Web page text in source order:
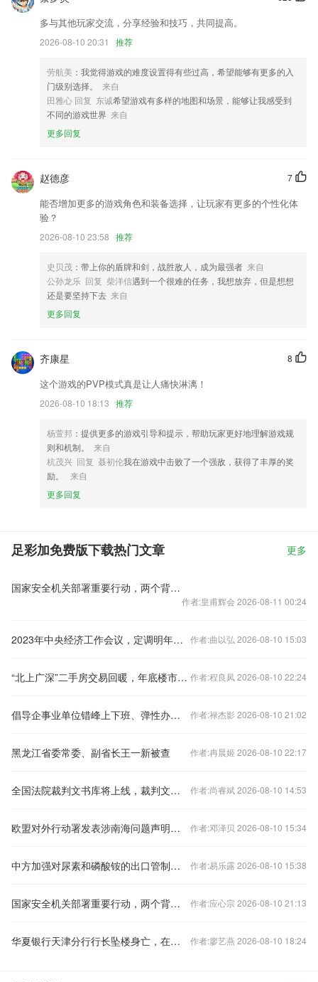
【运单详情】提货完成和运输完成需要选择时间
开发商：上海机珍电子科技有限公司
开发商：宝利信通（北京）软件股份有限公司
修改加载动画
增加提交成功或者失败的声音提示
修复重复显示应用的问题.
商店进行打分评论，说出您的使用经历，以帮助我们更好的对产品进行优
化修改。
多与其他玩家交流，分享经验和技巧，共同提高。
2026-08-10 20:31 推荐
劳航美 ：我觉得游戏的难度设置得有些过高，希望能够有更多的入
门级别选择。
来自
田雅心 回复 东诚希望游戏有多样的地图和场景，能够让我感受到
不同的游戏世界 来自
更多回复
7
赵德彦
能否增加更多的游戏角色和装备选择，让玩家有更多的个性化体
验？
2026-08-10 23:58 推荐
史贝茂 ：带上你的盾牌和剑，战胜敌人，成为最强者 来自
公孙龙乐 回复 柴洋信遇到一个很难的任务，我想放弃，但是想想
还是要坚持下去 来自
更多回复
8
齐康星
这个游戏的PVP模式真是让人痛快淋漓！
2026-08-10 18:13 推荐
杨萱邦 ：提供更多的游戏引导和提示，帮助玩家更好地理解游戏规
则和机制。
来自
杭茂兴 回复 聂初伦我在游戏中击败了一个强敌，获得了丰厚的奖
励。
来自
更多回复
足彩加免费版下载热门文章 更多
国家安全机关部署重要行动，两个背景值得关注
作者:皇甫辉会 2026-08-11 00:24
2023年中央经济工作会议，定调明年经济工作 作者:曲以弘 2026-08-10 15:03
“北上广深”二手房交易回暖，年底楼市怎样看？ 作者:程良凤 2026-08-10 22:24
倡导企事业单位错峰上下班、弹性办公！北京发布七条响应措施 作者:禄杰影 2026-08-10 21:02
黑龙江省委常委、副省长王一新被查 作者:冉晨姬 2026-08-10 22:17
全国法院裁判文书库将上线，裁判文书公开何去何从？ 作者:尚睿斌 2026-08-10 14:53
欧盟对外行动署发表涉南海问题声明，中国驻欧盟使团驳斥 作者:邓泽贝 2026-08-10 15:34
中方加强对尿素和磷酸铵的出口管制？外交部回应 作者:易乐露 2026-08-10 15:38
国家安全机关部署重要行动，两个背景值得关注 作者:应心宗 2026-08-10 21:13
华夏银行天津分行行长坠楼身亡，在任刚满三年 作者:廖艺燕 2026-08-10 18:24